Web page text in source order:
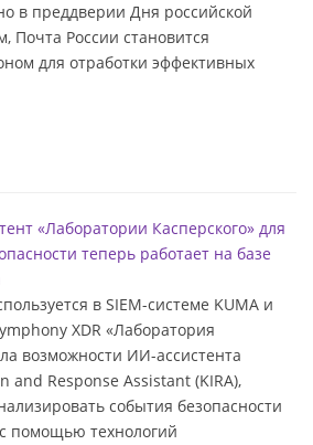
в преддверии Дня российской
Почта России становится
для отработки эффективных
«Лаборатории Касперского» для
теперь работает на базе
в SIEM-системе KUMA и
XDR «Лаборатория
возможности ИИ-ассистента
and Response Assistant (KIRA),
события безопасности
помощью технологий